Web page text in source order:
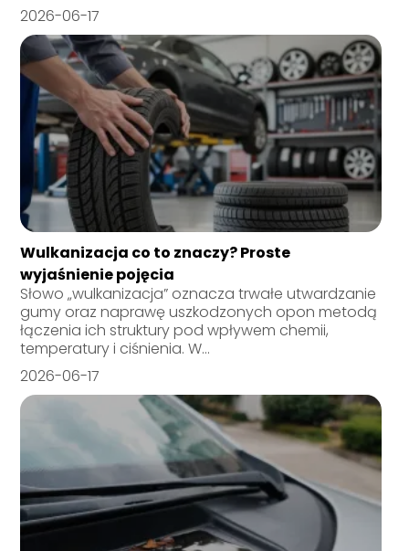
2026-06-17
Wulkanizacja co to znaczy? Proste
wyjaśnienie pojęcia
Słowo „wulkanizacja” oznacza trwałe utwardzanie
gumy oraz naprawę uszkodzonych opon metodą
łączenia ich struktury pod wpływem chemii,
temperatury i ciśnienia. W...
2026-06-17